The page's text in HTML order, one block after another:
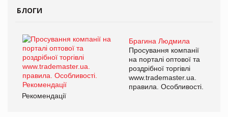
БЛОГИ
Брагина Людмила
Просування компанії
на порталі оптової та
роздрібної торгівлі
www.trademaster.ua.
правила. Особливості.
Рекомендації